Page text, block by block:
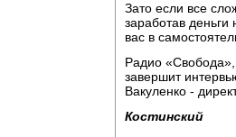
Зато если все
заработав деньги
вас в
Радио
завершит
Вакуленко -
Костинский